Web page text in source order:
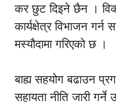
कर छुट दिइने छैन ।
कार्यक्षेत्र विभाजन गर्न
मस्यौदामा गरिएको छ ।
बाह्य सहयोग बढाउन
सहायता नीति जारी गर्ने